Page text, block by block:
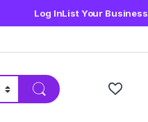
Log InList Your Business